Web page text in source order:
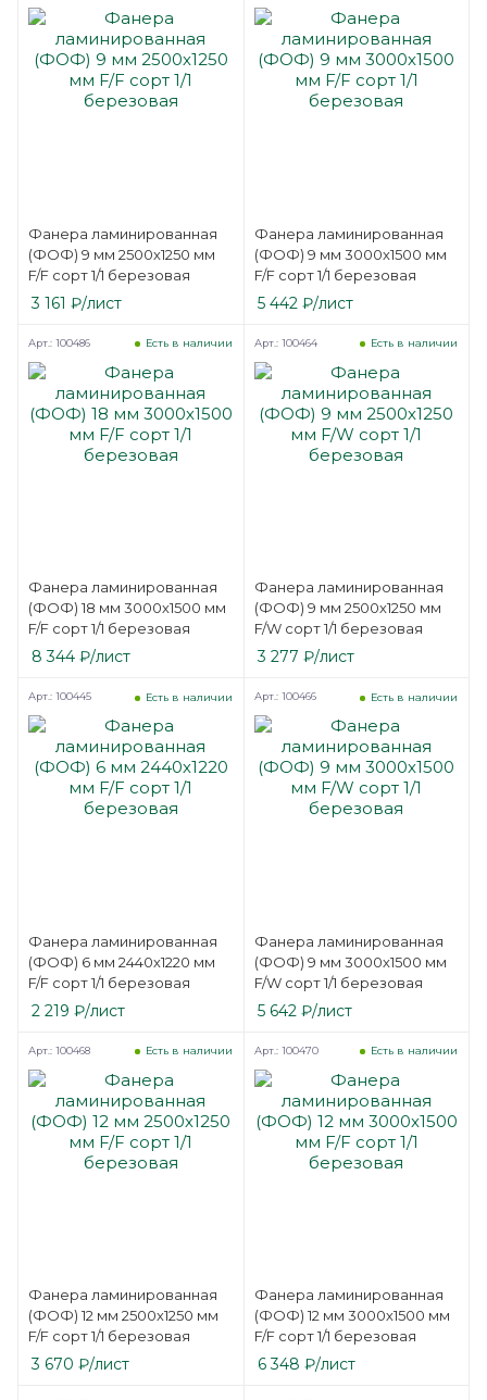
Фанера ламинированная
(ФОФ) 9 мм 2500х1250 мм
F/F сорт 1/1 березовая
3 161 ₽/лист
Фанера ламинированная
(ФОФ) 9 мм 3000х1500 мм
F/F сорт 1/1 березовая
5 442 ₽/лист
Фанера ламинированная
(ФОФ) 18 мм 3000х1500 мм
F/F сорт 1/1 березовая
Есть в наличии
Арт.: 100486
8 344 ₽/лист
Фанера ламинированная
(ФОФ) 9 мм 2500х1250 мм
F/W сорт 1/1 березовая
Есть в наличии
Арт.: 100464
3 277 ₽/лист
Фанера ламинированная
(ФОФ) 6 мм 2440х1220 мм
F/F сорт 1/1 березовая
Есть в наличии
Арт.: 100445
2 219 ₽/лист
Фанера ламинированная
(ФОФ) 9 мм 3000х1500 мм
F/W сорт 1/1 березовая
Есть в наличии
Арт.: 100466
5 642 ₽/лист
Фанера ламинированная
(ФОФ) 12 мм 2500х1250 мм
F/F сорт 1/1 березовая
Есть в наличии
Арт.: 100468
3 670 ₽/лист
Фанера ламинированная
(ФОФ) 12 мм 3000х1500 мм
F/F сорт 1/1 березовая
Есть в наличии
Арт.: 100470
6 348 ₽/лист